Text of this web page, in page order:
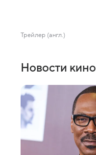
Трейлер (англ.)
Новости кино